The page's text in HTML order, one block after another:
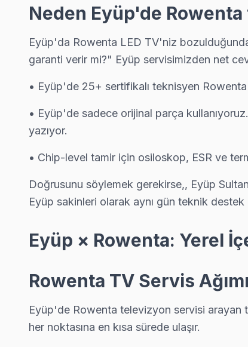
Odayeri'deki Rowenta TV kullanıcılarına ikinci el cihaz
Odayeri Rowenta Anakart Tamiri →
Pirinççi Rowenta Servis
Pirinççi mahallesi Rowenta TV servisi için ön
Eyüp TV Servis Merkezi →
Rami Cuma Rowenta Servis
Rami Cuma mahallesinde Rowenta TV arızaları için
Rami Yeni sakinleri için Rowenta TV tamir hizmetimiz:
Eyüp Rowenta Servis →
Sakarya Rowenta Servis
Sakarya Rowenta Açılmıyor Arıza →
Eyüp'da Silahtarağa mahallesi Rowenta kullanıcıları
Silahtarağa Rowenta Anakart Tamiri →
Neden Eyüp'de
Eyüp'da Rowenta LED TV'niz
garanti verir mi?" Eyüp servisimizden net
• Eyüp'de 25+ sertifikalı teknisyen
• Eyüp'de sadece orijinal parça
yazıyor.
• Chip-level tamir için osiloskop, ESR ve
Doğrusunu söylemek gerekirse,, Eyüp
Eyüp sakinleri olarak aynı gün teknik
Eyüp × Rowenta: Yerel
Rowenta TV Servis
Eyüp'de Rowenta televizyon servisi arayan
her noktasına en kısa sürede ulaşır.